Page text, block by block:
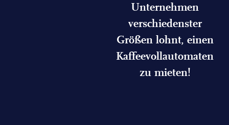
Unternehmen
verschiedenster
Größen lohnt, einen
Kaffeevollautomaten
zu mieten!